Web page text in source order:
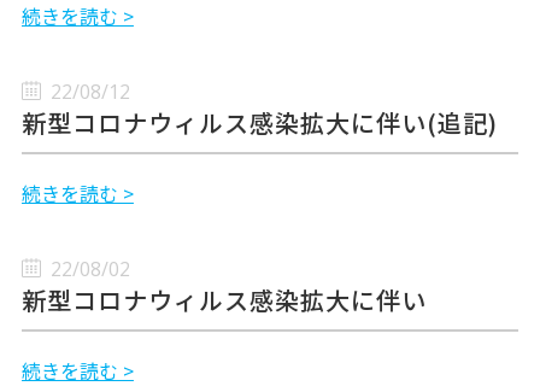
続きを読む >
22/08/12
新型コロナウィルス感染拡大に伴い(追記)
続きを読む >
22/08/02
新型コロナウィルス感染拡大に伴い
続きを読む >